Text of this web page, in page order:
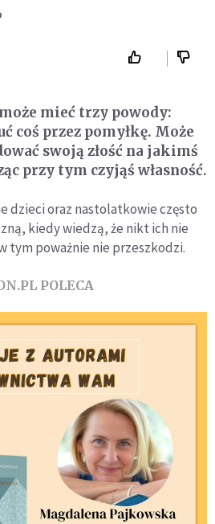
mieć trzy powody:
coś przez pomyłkę. Może
swoją złość na jakimś
przy tym czyjąś własność.
dzieci oraz nastolatkowie często
kiedy wiedzą, że nikt ich nie
tym poważnie nie przeszkodzi.
POLECA